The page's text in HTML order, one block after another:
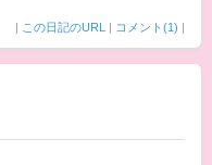
| この日記のURL | コメント(1) |